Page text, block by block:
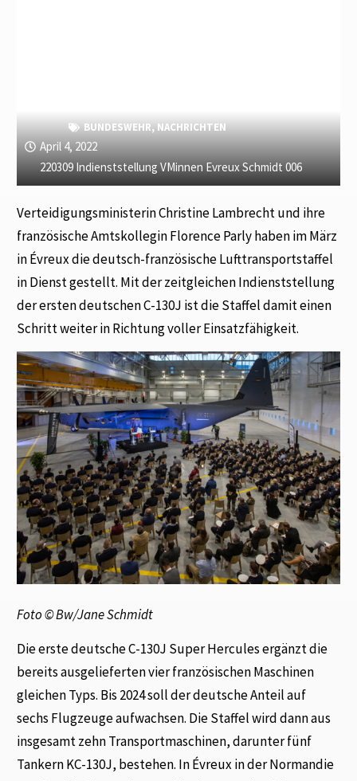
BUNDESWEHR, NACHRICHTEN
April 4, 2022
220309 Indienststellung VMinnen Evreux Schmidt 006
Verteidigungsministerin Christine Lambrecht und ihre
französische Amtskollegin Florence Parly haben im März
in Évreux die deutsch-französische Lufttransportstaffel
in Dienst gestellt. Mit der zeitgleichen Indienststellung
der ersten deutschen C-130J ist die Staffel damit einen
Schritt weiter in Richtung voller Einsatzfähigkeit.
Foto © Bw/Jane Schmidt
Die erste deutsche C-130J Super Hercules ergänzt die
bereits ausgelieferten vier französischen Maschinen
gleichen Typs. Bis 2024 soll der deutsche Anteil auf
sechs Flugzeuge aufwachsen. Die Staffel wird dann aus
insgesamt zehn Transportmaschinen, darunter fünf
Tankern KC-130J, bestehen. In Évreux in der Normandie